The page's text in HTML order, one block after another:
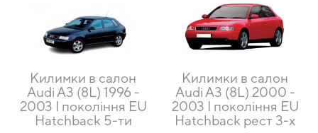
Килимки в салон
Audi A3 (8L) 1996 -
2003 I покоління EU
Hatchback 5-ти
Килимки в салон
Audi A3 (8L) 2000 -
2003 I покоління EU
Hatchback рест 3-х